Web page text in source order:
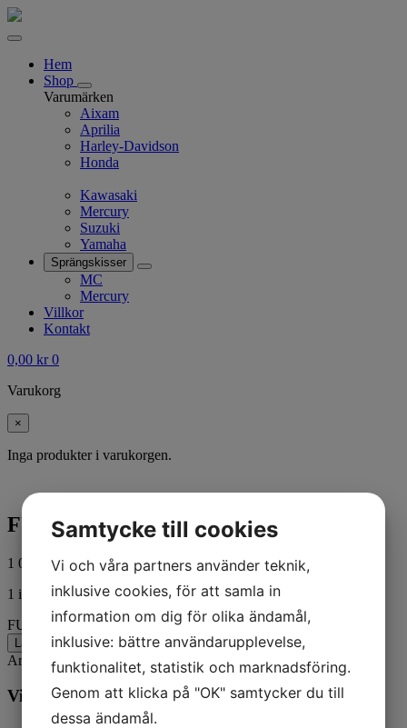
Hem
Shop
Varumärken
Aixam
Aprilia
Harley-Davidson
Honda
Kawasaki
Mercury
Suzuki
Yamaha
Sprängskisser
MC
Mercury
Villkor
Kontakt
0,00 kr 0
Varukorg
×
Inga produkter i varukorgen.
FUEL LINE-8 FT-QS
1 069,00kr ink. moms
1 i lager
FUEL LINE-8 FT-QS mängd
Lägg till i varukorg
Artikelnr: 8M0054324 Kategorier: Båt Mercury
Vill du veta mer? Ring oss:
Samtycke till cookies
Vi och våra partners använder teknik,
inklusive cookies, för att samla in
information om dig för olika ändamål,
inklusive: bättre användarupplevelse,
funktionalitet, statistik och marknadsföring.
Genom att klicka på "OK" samtycker du till
dessa ändamål.